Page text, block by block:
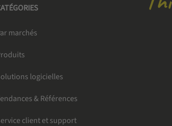
marchés
logicielles
& Références
client et support